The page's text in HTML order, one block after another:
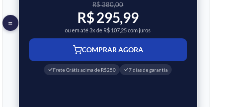
=
R$ 380,00
R$ 295,99
ou em até 3x de R$ 107,25 com juros
COMPRAR AGORA
Frete Grátis acima de R$250 7 dias de garantia